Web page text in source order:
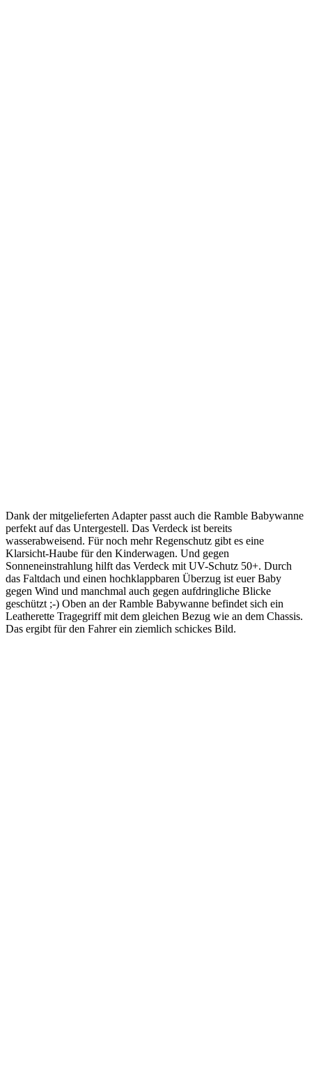
Dank der mitgelieferten Adapter passt auch die Ramble Babywanne
perfekt auf das Untergestell. Das Verdeck ist bereits
wasserabweisend. Für noch mehr Regenschutz gibt es eine
Klarsicht-Haube für den Kinderwagen. Und gegen
Sonneneinstrahlung hilft das Verdeck mit UV-Schutz 50+. Durch
das Faltdach und einen hochklappbaren Überzug ist euer Baby
gegen Wind und manchmal auch gegen aufdringliche Blicke
geschützt ;-) Oben an der Ramble Babywanne befindet sich ein
Leatherette Tragegriff mit dem gleichen Bezug wie an dem Chassis.
Das ergibt für den Fahrer ein ziemlich schickes Bild.